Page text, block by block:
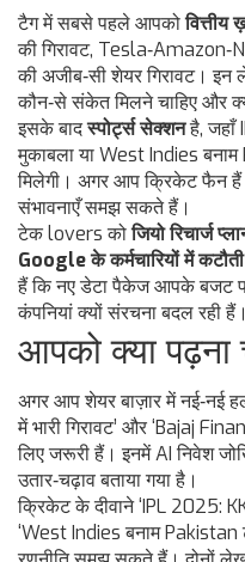
टैग में सबसे पहले आपकोवित्तीय
की गिरावट,
की अजीब‑सी शेयर गिरावट।
कौन‑से संकेत मिलने चाहिए और
इसके बादस्पोर्ट्स सेक्शनहै, जहाँ
मुकाबला या West Indies
मिलेगी। अगर आप क्रिकेट फैन हैं
संभावनाएँ समझ सकते हैं।
टेक lovers कोजियो रिचार्ज
Google के कर्मचारियों में कटौती
हैं कि नए डेटा पैकेज आपके बजट
कंपनियां क्यों संरचना बदल रही हैं।
आपको क्या पढ़ना
अगर आप शेयर बाज़ार में नई‑नई
में भारी गिरावट’ और ‘Bajaj
लिए जरूरी हैं। इनमें AI निवेश
उतार‑चढ़ाव बताया गया है।
क्रिकेट के दीवाने ‘IPL 2025:
‘West Indies बनाम Pakistan